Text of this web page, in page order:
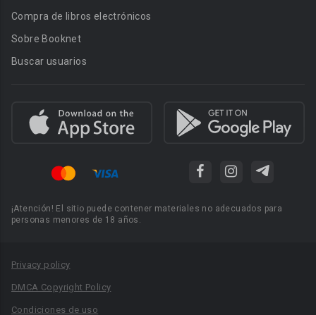
Compra de libros electrónicos
Sobre Booknet
Buscar usuarios
¡Atención! El sitio puede contener materiales no adecuados para
personas menores de 18 años.
Privacy policy
DMCA Copyright Policy
Condiciones de uso